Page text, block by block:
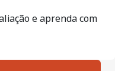
e aprenda com